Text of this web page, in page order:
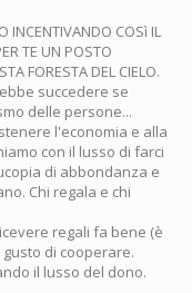
INCENTIVANDO COSì IL
TE UN POSTO
FORESTA DEL CIELO.
succedere se
delle persone...
l'economia e alla
con il lusso di farci
di abbondanza e
Chi regala e chi
regali fa bene (è
di cooperare.
il lusso del dono.